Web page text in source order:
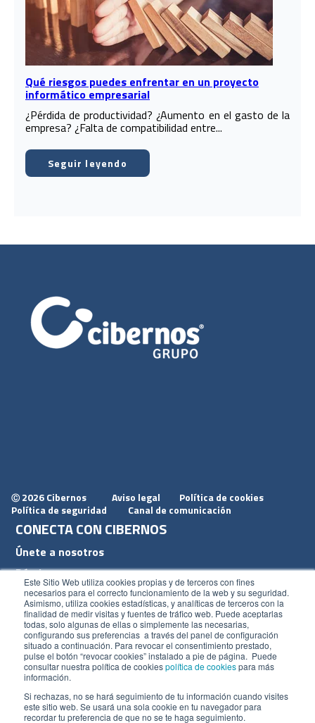
Este Sitio Web utiliza cookies propias y de terceros con fines
necesarios para el correcto funcionamiento de la web y su seguridad.
Asimismo, utiliza cookies estadísticas, y analíticas de terceros con la
finalidad de medir visitas y fuentes de tráfico web. Puede aceptarlas
todas, solo algunas de ellas o simplemente las necesarias,
configurando sus preferencias a través del panel de configuración
situado a continuación. Para revocar el consentimiento prestado,
pulse el botón “revocar cookies” instalado a pie de página. Puede
consultar nuestra política de cookiespolítica de cookiespara más
información.
Si rechazas, no se hará seguimiento de tu información cuando visites
este sitio web. Se usará una sola cookie en tu navegador para
recordar tu preferencia de que no se te haga seguimiento.
Qué riesgos puedes enfrentar en un proyecto
informático empresarial
¿Pérdida de productividad? ¿Aumento en el gasto de la
empresa? ¿Falta de compatibilidad entre...
Seguir leyendo
Ⓒ 2026 Cibernos Aviso legal
Política de cookies
Política de seguridad
Canal de comunicación
CONECTA CON CIBERNOS
Únete a nosotros
Dónde estamos
Conoce nuestro blog
ACCESOS
Plan CRM
Intranet